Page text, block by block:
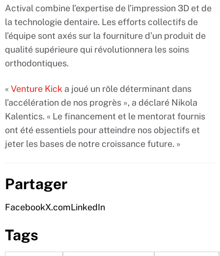
Actival combine l’expertise de l’impression 3D et de
la technologie dentaire. Les efforts collectifs de
l’équipe sont axés sur la fourniture d’un produit de
qualité supérieure qui révolutionnera les soins
orthodontiques.
« Venture Kick a joué un rôle déterminant dans
l’accélération de nos progrès », a déclaré Nikola
Kalentics. « Le financement et le mentorat fournis
ont été essentiels pour atteindre nos objectifs et
jeter les bases de notre croissance future. »
Partager
FacebookX.comLinkedIn
Tags